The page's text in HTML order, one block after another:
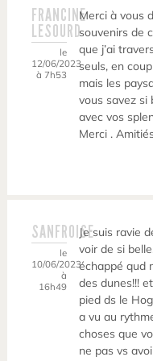
FRANCINE
LESOURD
le
12/06/2023
à 7h53
Merci à vous
souvenirs de
que j’ai
seuls, en
mais les
vous savez si
avec vos
Merci .
SANFROISE
le
10/06/2023
à
16h49
Je suis ravie
voir de si
échappé qud
des dunes!!!
pied ds le
a vu au
choses que
ne pas vs